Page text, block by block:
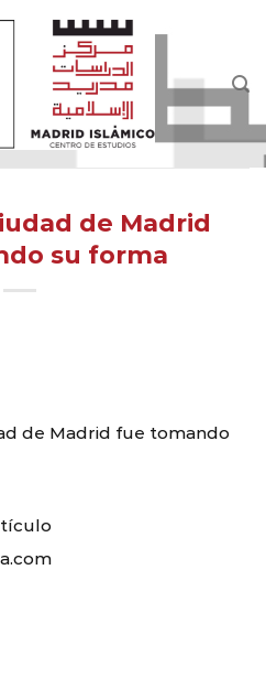
de Madrid
su forma
de Madrid fue tomando